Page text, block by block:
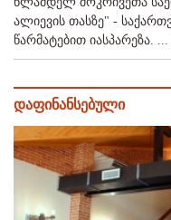
ალიევის თასზე" -
წარმატებით იასპარეზა. ...
დაფინანსებული